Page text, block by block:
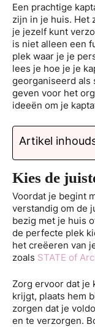
Een prachtige
zijn in je huis. Het
je jezelf kunt
is niet alleen een
plek waar je je
lees je hoe je je
georganiseerd als
geven voor het
ideeën om je
Artikel
Kies de
Voordat je begint
verstandig om de
bezig met je huis
de perfecte plek
het creëeren van
zoals STATE of
Zorg ervoor dat je
krijgt, plaats hem
zorgen dat je
en te verzorgen.